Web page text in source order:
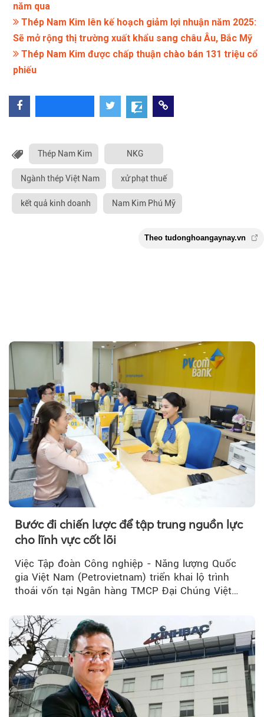
năm qua
Thép Nam Kim lên kế hoạch giảm lợi nhuận năm 2025:
Sẽ mở rộng thị trường xuất khẩu sang châu Âu, Bắc Mỹ
Thép Nam Kim được chấp thuận chào bán 131 triệu cổ
phiếu
Thép Nam Kim NKG
Ngành thép Việt Nam xử phạt thuế
kết quả kinh doanh Nam Kim Phú Mỹ
Theo
Bước đi chiến lược để tập trung nguồn lực
cho lĩnh vực cốt lõi
Việc Tập đoàn Công nghiệp - Năng lượng Quốc
gia Việt Nam (Petrovietnam) triển khai lộ trình
thoái vốn tại Ngân hàng TMCP Đại Chúng Việt